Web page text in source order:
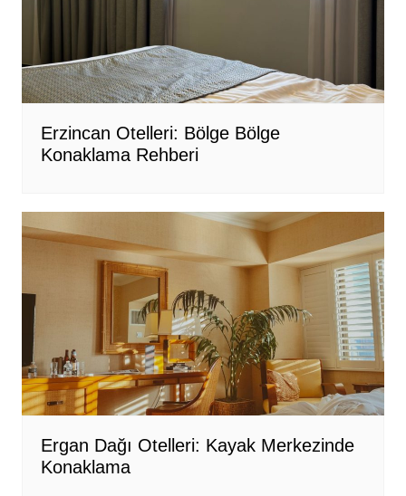
Erzincan Otelleri: Bölge Bölge
Konaklama Rehberi
Ergan Dağı Otelleri: Kayak Merkezinde
Konaklama